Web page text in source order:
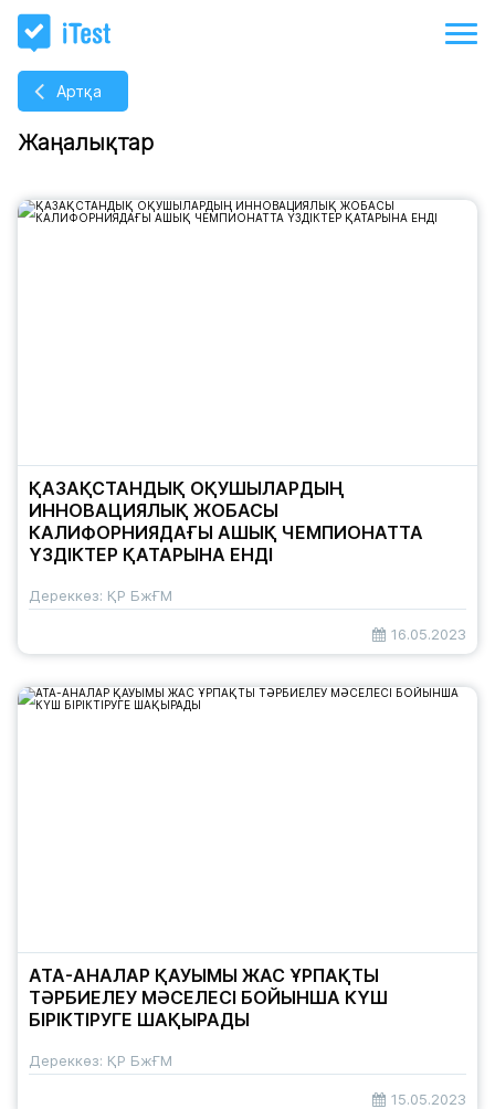
Артқа
Жаңалықтар
ҚАЗАҚСТАНДЫҚ ОҚУШЫЛАРДЫҢ
ИННОВАЦИЯЛЫҚ ЖОБАСЫ
КАЛИФОРНИЯДАҒЫ АШЫҚ ЧЕМПИОНАТТА
ҮЗДІКТЕР ҚАТАРЫНА ЕНДІ
Дереккөз: ҚР БжҒМ
16.05.2023
АТА-АНАЛАР ҚАУЫМЫ ЖАС ҰРПАҚТЫ
ТӘРБИЕЛЕУ МӘСЕЛЕСІ БОЙЫНША КҮШ
БІРІКТІРУГЕ ШАҚЫРАДЫ
Дереккөз: ҚР БжҒМ
15.05.2023